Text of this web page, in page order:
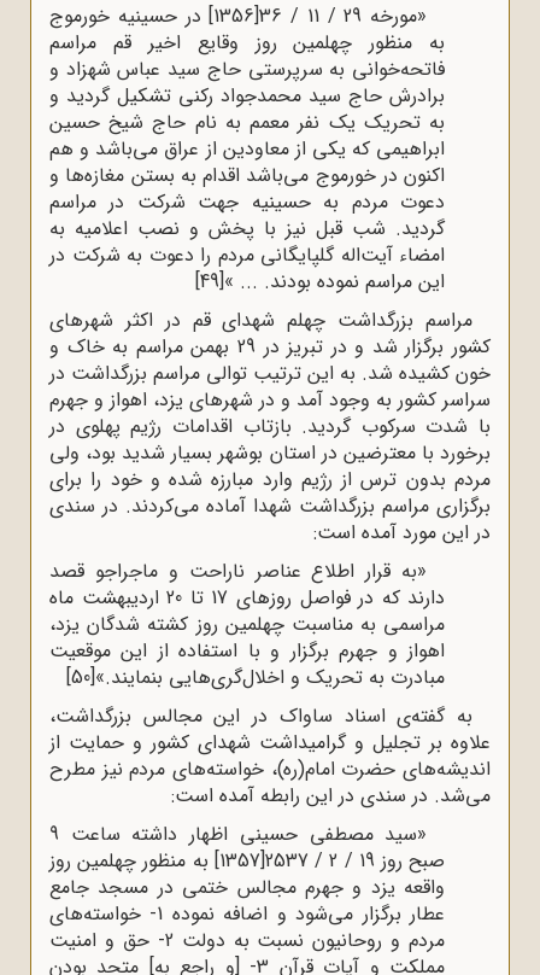
«مورخه 29 / 11 / 36[1356] در حسینیه خورموج
به منظور چهلمین روز وقایع اخیر قم مراسم
فاتحه‌خوانی به سرپرستی حاج سید عباس شهزاد و
برادرش حاج سید محمدجواد رکنی تشکیل گردید و
به تحریک یک نفر معمم به نام حاج شیخ حسین
ابراهیمی که یکی از معاودین از عراق می‌باشد و هم
اکنون در خورموج می‌باشد اقدام به بستن مغازه‌ها و
دعوت مردم به حسینیه جهت شرکت در مراسم
گردید. شب قبل نیز با پخش و نصب اعلامیه به
امضاء آیت‌اله گلپایگانی مردم را دعوت به شرکت در
این مراسم نموده بودند. ... »[49]
مراسم بزرگداشت چهلم شهدای قم در اکثر شهرهای
کشور برگزار شد و در تبریز در 29 بهمن مراسم به خاک و
خون کشیده شد. به این ترتیب توالی مراسم‌ بزرگداشت در
سراسر کشور به وجود آمد و در شهرهای یزد، اهواز و جهرم
با شدت سرکوب گردید. بازتاب اقدامات رژیم پهلوی در
برخورد با معترضین در استان بوشهر بسیار شدید بود، ولی
مردم بدون ترس از رژیم وارد مبارزه شده و خود را برای
برگزاری مراسم بزرگداشت شهدا آماده می‌کردند. در سندی
در این مورد آمده است:
«به قرار اطلاع عناصر ناراحت و ماجراجو قصد
دارند که در فواصل روزهای 17 تا 20 اردیبهشت ماه
مراسمی به مناسبت چهلمین روز کشته شدگان یزد،
اهواز و جهرم برگزار و با استفاده از این موقعیت
مبادرت به تحریک و اخلال‌گری‌هایی بنمایند.»[50]
به گفته‌ی اسناد ساواک در این مجالس بزرگداشت،
علاوه بر تجلیل و گرامیداشت شهدای کشور و حمایت از
اندیشه‌های حضرت امام(ره)، خواسته‌های مردم نیز مطرح
می‌شد. در سندی در این رابطه آمده است:
«سید مصطفی حسینی اظهار داشته ساعت 9
صبح روز 19 / 2 / 2537[1357] به منظور چهلمین روز
واقعه یزد و جهرم مجالس ختمی در مسجد جامع
عطار برگزار می‌شود و اضافه نموده 1- خواسته‌های
مردم و روحانیون نسبت به دولت 2- حق و امنیت
مملکت و آیات قرآن 3- [و راجع به] متحد بودن